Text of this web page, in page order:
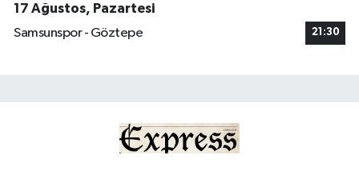
17 Ağustos, Pazartesi
Samsunspor - Göztepe
21:30